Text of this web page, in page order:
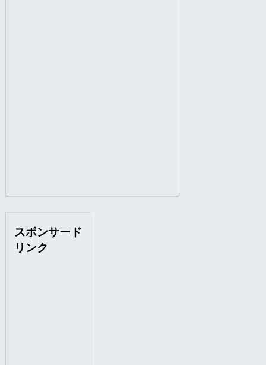
スポンサード
リンク